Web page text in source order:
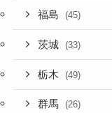
福島 (45)
茨城 (33)
栃木 (49)
群馬 (26)